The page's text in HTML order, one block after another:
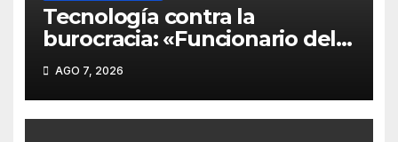
Tecnología contra la
burocracia: «Funcionario del
Hospital de Temuco usa
Inteligencia Artificial para
crear tótem que elimina las
filas en Imagenología».
AGO 7, 2026